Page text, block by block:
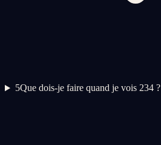
5Que dois-je faire quand je vois 234 ?